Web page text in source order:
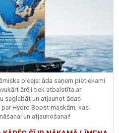
pieeja: āda saņem pietiekami
ārēji tiek atbalstīta ar
saglabāt un atjaunot ādas
parHydro Boost maskām, kas
un atjaunošanai!